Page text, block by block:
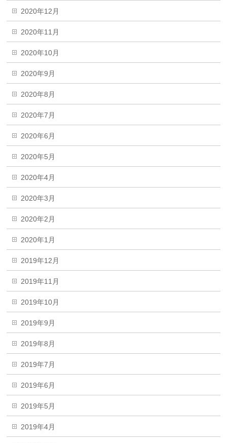
2020年12月
2020年11月
2020年10月
2020年9月
2020年8月
2020年7月
2020年6月
2020年5月
2020年4月
2020年3月
2020年2月
2020年1月
2019年12月
2019年11月
2019年10月
2019年9月
2019年8月
2019年7月
2019年6月
2019年5月
2019年4月